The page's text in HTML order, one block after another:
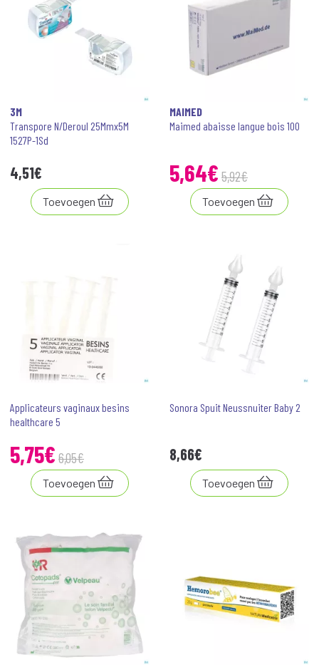
3M
Transpore N/Deroul 25Mmx5M
1527P-1Sd
4,51€
Toevoegen
MAIMED
Maimed abaisse langue bois 100
5,64€ 5,92€
Toevoegen
Applicateurs vaginaux besins
healthcare 5
5,75€ 6,05€
Toevoegen
Sonora Spuit Neussnuiter Baby 2
8,66€
Toevoegen